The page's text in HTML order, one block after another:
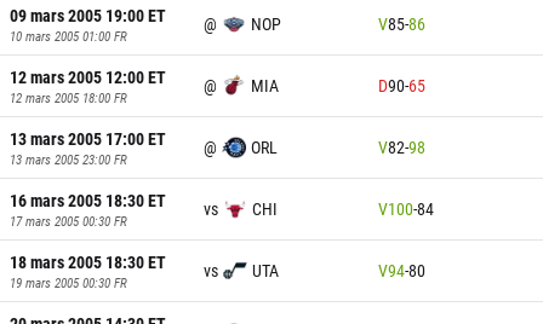
09 mars 2005 19:00ET
10 mars 2005 01:00 FR
@ NOP V85-86
12 mars 2005 12:00ET
12 mars 2005 18:00 FR
@ MIA D90-65
13 mars 2005 17:00ET
13 mars 2005 23:00 FR
@ ORL V82-98
16 mars 2005 18:30ET
17 mars 2005 00:30 FR
vs CHI V100-84
18 mars 2005 18:30ET
19 mars 2005 00:30 FR
vs UTA V94-80